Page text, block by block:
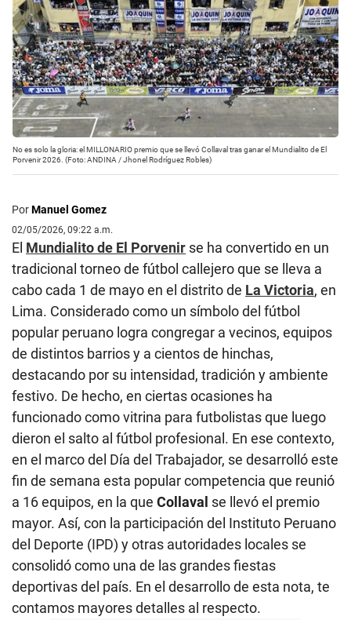
No es solo la gloria: el MILLONARIO premio que se llevó Collaval tras ganar el Mundialito de El
Porvenir 2026. (Foto: ANDINA / Jhonel Rodríguez Robles)
PorManuel Gomez
02/05/2026, 09:22 a.m.
El Mundialito de El Porvenir se ha convertido en un
tradicional torneo de fútbol callejero que se lleva a
cabo cada 1 de mayo en el distrito de La Victoria, en
Lima. Considerado como un símbolo del fútbol
popular peruano logra congregar a vecinos, equipos
de distintos barrios y a cientos de hinchas,
destacando por su intensidad, tradición y ambiente
festivo. De hecho, en ciertas ocasiones ha
funcionado como vitrina para futbolistas que luego
dieron el salto al fútbol profesional. En ese contexto,
en el marco del Día del Trabajador, se desarrolló este
fin de semana esta popular competencia que reunió
a 16 equipos, en la que Collaval se llevó el premio
mayor. Así, con la participación del Instituto Peruano
del Deporte (IPD) y otras autoridades locales se
consolidó como una de las grandes fiestas
deportivas del país. En el desarrollo de esta nota, te
contamos mayores detalles al respecto.